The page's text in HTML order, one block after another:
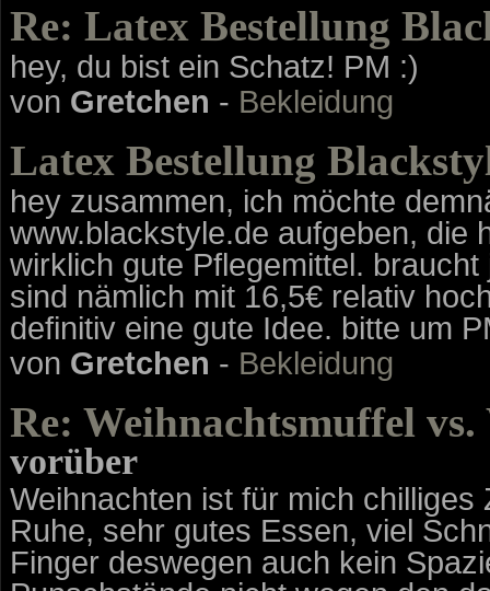
Re: Latex Bestellung
hey, du bist ein Schatz! PM :)
von Gretchen - Bekleidung
Latex Bestellung
hey zusammen, ich möchte
www.blackstyle.de aufgeben, die
wirklich gute Pflegemittel.
sind nämlich mit 16,5€ relativ
definitiv eine gute Idee. bitte um
von Gretchen - Bekleidung
Re: Weihnachtsmuffel
vorüber
Weihnachten ist für mich
Ruhe, sehr gutes Essen, viel
Finger deswegen auch kein